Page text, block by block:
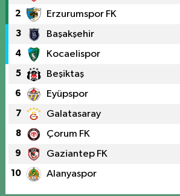
2 Erzurumspor FK
3 Başakşehir
4 Kocaelispor
5 Beşiktaş
6 Eyüpspor
7 Galatasaray
8 Çorum FK
9 Gaziantep FK
10 Alanyaspor